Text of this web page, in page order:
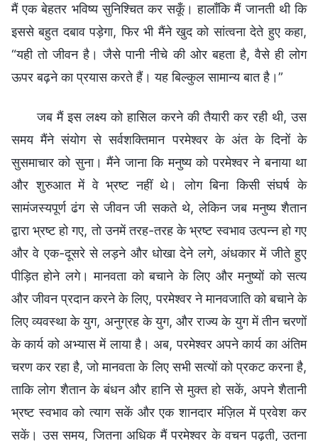
मैं एक बेहतर भविष्य सुनिश्चित कर सकूँ। हालाँकि मैं जानती थी कि
इससे बहुत दबाव पड़ेगा, फिर भी मैंने खुद को सांत्वना देते हुए कहा,
“यही तो जीवन है। जैसे पानी नीचे की ओर बहता है, वैसे ही लोग
ऊपर बढ़ने का प्रयास करते हैं। यह बिल्कुल सामान्य बात है।”
जब मैं इस लक्ष्य को हासिल करने की तैयारी कर रही थी, उस
समय मैंने संयोग से सर्वशक्तिमान परमेश्वर के अंत के दिनों के
सुसमाचार को सुना। मैंने जाना कि मनुष्य को परमेश्वर ने बनाया था
और शुरुआत में वे भ्रष्ट नहीं थे। लोग बिना किसी संघर्ष के
सामंजस्यपूर्ण ढंग से जीवन जी सकते थे, लेकिन जब मनुष्य शैतान
द्वारा भ्रष्ट हो गए, तो उनमें तरह-तरह के भ्रष्ट स्वभाव उत्पन्न हो गए
और वे एक-दूसरे से लड़ने और धोखा देने लगे, अंधकार में जीते हुए
पीड़ित होने लगे। मानवता को बचाने के लिए और मनुष्यों को सत्य
और जीवन प्रदान करने के लिए, परमेश्वर ने मानवजाति को बचाने के
लिए व्यवस्था के युग, अनुग्रह के युग, और राज्य के युग में तीन चरणों
के कार्य को अभ्यास में लाया है। अब, परमेश्वर अपने कार्य का अंतिम
चरण कर रहा है, जो मानवता के लिए सभी सत्यों को प्रकट करना है,
ताकि लोग शैतान के बंधन और हानि से मुक्त हो सकें, अपने शैतानी
भ्रष्ट स्वभाव को त्याग सकें और एक शानदार मंज़िल में प्रवेश कर
सकें। उस समय, जितना अधिक मैं परमेश्वर के वचन पढ़ती, उतना